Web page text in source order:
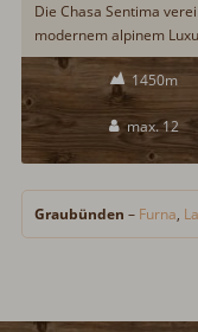
Die Chasa Sentima
modernem alpinem
beeindruckende
Materialien und
Ruhe und Komfort im
1450m
max. 12
Graubünden – Furna,